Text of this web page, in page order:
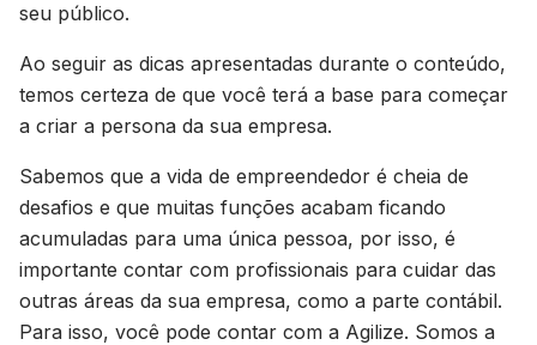
seu público.
Ao seguir as dicas apresentadas durante o conteúdo,
temos certeza de que você terá a base para começar
a criar a persona da sua empresa.
Sabemos que a vida de empreendedor é cheia de
desafios e que muitas funções acabam ficando
acumuladas para uma única pessoa, por isso, é
importante contar com profissionais para cuidar das
outras áreas da sua empresa, como a parte contábil.
Para isso, você pode contar com a Agilize. Somos a